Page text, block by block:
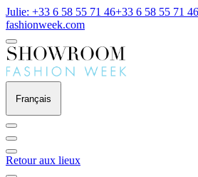
Julie: +33 6 58 55 71 46+33 6 58 55 71 46
fashionweek.com
Français
Retour aux lieux